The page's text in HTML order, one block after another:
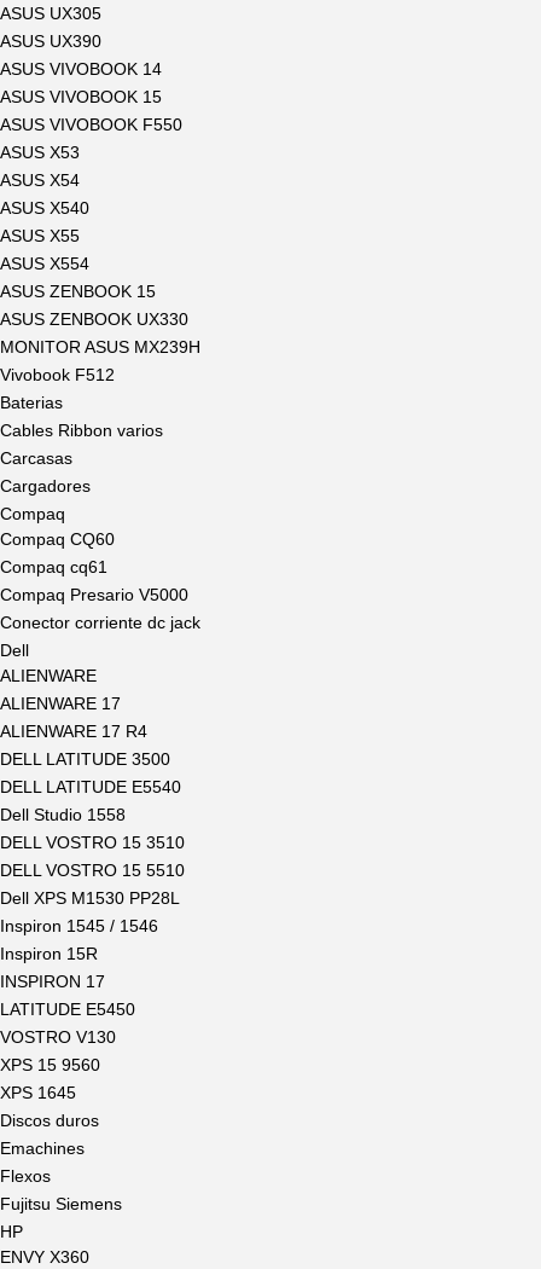
ASUS UX305
ASUS UX390
ASUS VIVOBOOK 14
ASUS VIVOBOOK 15
ASUS VIVOBOOK F550
ASUS X53
ASUS X54
ASUS X540
ASUS X55
ASUS X554
ASUS ZENBOOK 15
ASUS ZENBOOK UX330
MONITOR ASUS MX239H
Vivobook F512
Baterias
Cables Ribbon varios
Carcasas
Cargadores
Compaq
Compaq CQ60
Compaq cq61
Compaq Presario V5000
Conector corriente dc jack
Dell
ALIENWARE
ALIENWARE 17
ALIENWARE 17 R4
DELL LATITUDE 3500
DELL LATITUDE E5540
Dell Studio 1558
DELL VOSTRO 15 3510
DELL VOSTRO 15 5510
Dell XPS M1530 PP28L
Inspiron 1545 / 1546
Inspiron 15R
INSPIRON 17
LATITUDE E5450
VOSTRO V130
XPS 15 9560
XPS 1645
Discos duros
Emachines
Flexos
Fujitsu Siemens
HP
ENVY X360